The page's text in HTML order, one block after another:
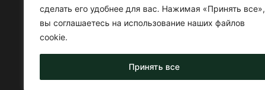
сделать его удобнее для вас. Нажимая «Принять все»,
вы соглашаетесь на использование наших файлов
cookie.
Принять все